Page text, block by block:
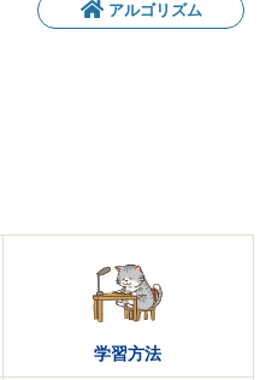
アルゴリズム
学習方法